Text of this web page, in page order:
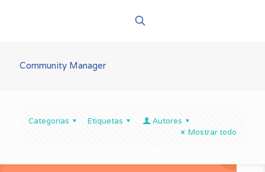
Community Manager
Categorías Etiquetas
Autores
Mostrar todo